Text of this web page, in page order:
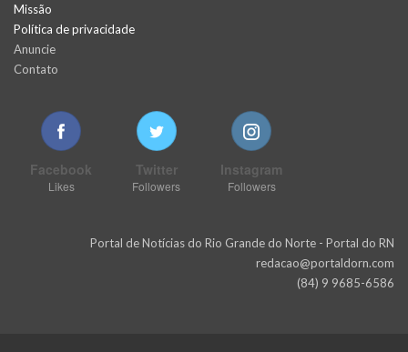
Missão
Política de privacidade
Anuncie
Contato
Facebook
Likes
Twitter
Followers
Instagram
Followers
Portal de Notícias do Rio Grande do Norte - Portal do RN
redacao@portaldorn.com
(84) 9 9685-6586